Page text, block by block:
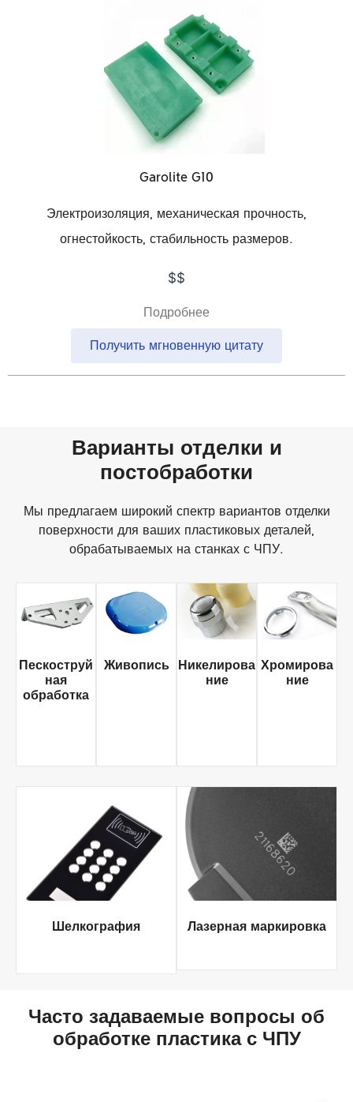
Garolite G10
Электроизоляция, механическая прочность,
огнестойкость, стабильность размеров.
$$
Подробнее
Получить мгновенную цитату
Варианты отделки и
постобработки
Мы предлагаем широкий спектр вариантов отделки
поверхности для ваших пластиковых деталей,
обрабатываемых на станках с ЧПУ.
Пескоструй
ная
обработка
Живопись
Никелирова
ние
Хромирова
ние
Шелкография Лазерная маркировка
Часто задаваемые вопросы об
обработке пластика с ЧПУ